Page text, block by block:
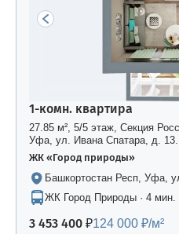
1-комн. квартира
27.85 м², 5/5 этаж, Секция
Уфа, ул. Ивана Спатара, д.
ЖК «Город природы»
Башкортостан Респ, Уфа,
ЖК Город Природы · 4 мин.
3 453 400 ₽124 000 ₽/м²